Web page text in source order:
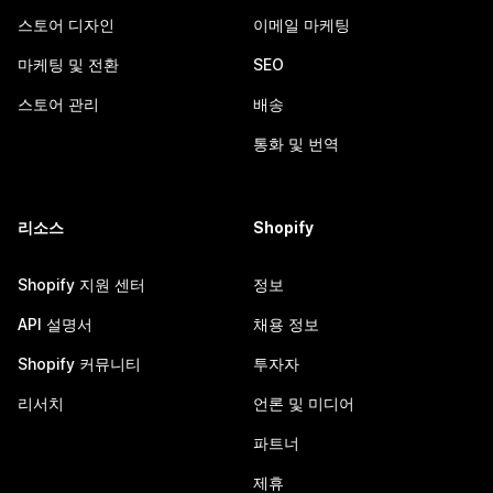
스토어 디자인
마케팅 및 전환
스토어 관리
이메일 마케팅
SEO
배송
통화 및 번역
리소스
Shopify 지원 센터
API 설명서
Shopify 커뮤니티
리서치
Shopify
정보
채용 정보
투자자
언론 및 미디어
파트너
제휴